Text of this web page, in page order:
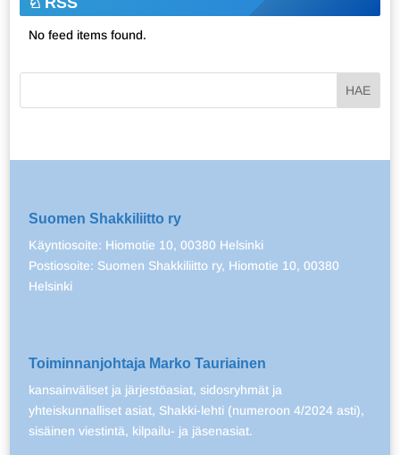
No feed items found.
Suomen Shakkiliitto ry
Käyntiosoite: Hiomotie 10, 00380 Helsinki
Postiosoite: Suomen Shakkiliitto ry, Hiomotie 10, 00380
Helsinki
Toiminnanjohtaja Marko Tauriainen
kansainväliset ja järjestöasiat, sidosryhmät ja
yhteiskunnalliset asiat, Shakki-lehti (numeroon 4/2024 asti),
sisäinen viestintä, kilpailu- ja jäsenasiat.